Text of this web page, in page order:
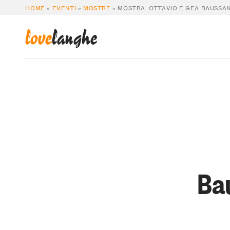
HOME » EVENTI » MOSTRE » MOSTRA: OTTAVIO E GEA
lovelanghe